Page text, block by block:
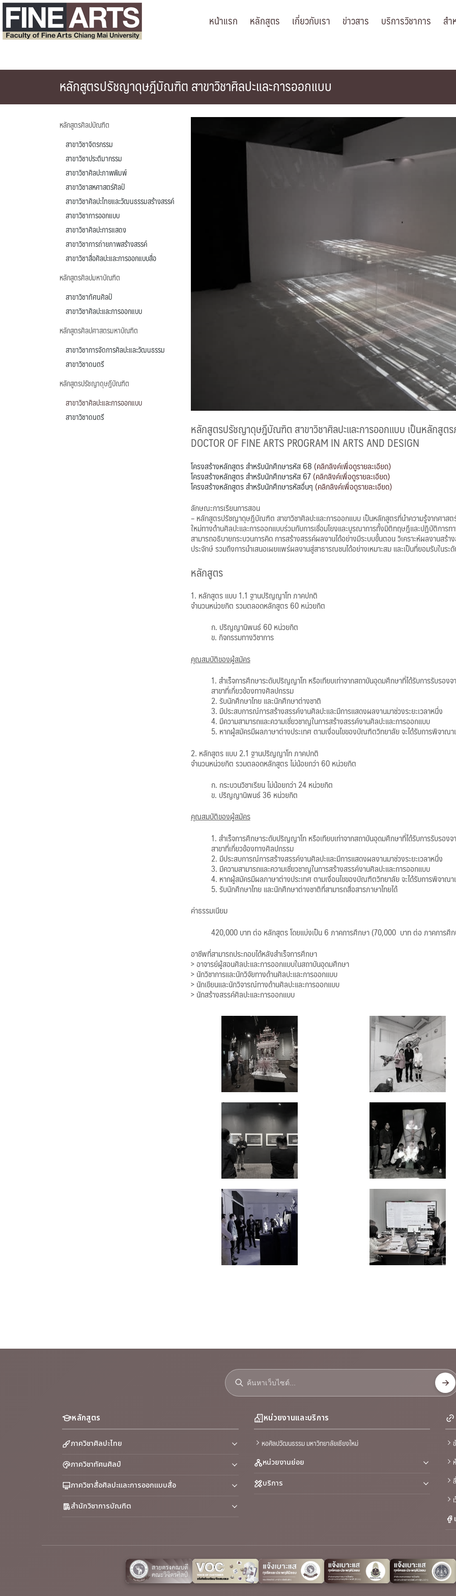
Skip
content
หน้าแรก หลักสูตร เกี่ยวกับเรา ข่าวสาร บริการวิชาการ ส
หลักสูตรปรัชญาดุษฎีบัณฑิต สาขาวิชาศิลปะและการออกแบบ
หลักสูตรปรัชญาดุษฎีบัณฑิต สาขาวิชาศิลปะและการออกแบบ เป็นหลักสูต
DOCTOR OF FINE ARTS PROGRAM IN ARTS AND DESIGN
โครงสร้างหลักสูตร สำหรับนักศึกษารหัส 68(คลิกลิงค์เพื่อดูรายละเอียด)
โครงสร้างหลักสูตร สำหรับนักศึกษารหัส 67(คลิกลิงค์เพื่อดูรายละเอียด)
โครงสร้างหลักสูตร สำหรับนักศึกษารหัสอื่นๆ(คลิกลิงค์เพื่อดูรายละเอียด)
ลักษณะการเรียนการสอน
– หลักสูตรปรัชญาดุษฎีบัณฑิต สาขาวิชาศิลปะและการออกแบบ เป็นหลักสูตรที่นำความรู้จากศาส
ใหม่ทางด้านศิลปะและการออกแบบร่วมกับการเชื่อมโยงและบูรณาการทั้งมิติทฤษฎีและปฏิบัติการ
สามารถอธิบายกระบวนการคิด การสร้างสรรค์ผลงานได้อย่างมีระบบขั้นตอน วิเคราะห์ผลงานสร้
ประจักษ์ รวมถึงการนำเสนอเผยแพร่ผลงานสู่สาธารณชนได้อย่างเหมาะสม และเป็นที่ยอมรับในระ
หลักสูตร
1. หลักสูตร แบบ 1.1 ฐานปริญญาโท ภาคปกติ
จำนวนหน่วยกิต รวมตลอดหลักสูตร 60 หน่วยกิต
ก. ปริญญานิพนธ์ 60 หน่วยกิต
ข. กิจกรรมทางวิชาการ
คุณสมบัติของผู้สมัคร
1. สำเร็จการศึกษาระดับปริญญาโท หรือเทียบเท่าจากสถาบันอุดมศึกษาที่ได้รับการรับรอ
สาขาที่เกี่ยวข้องทางศิลปกรรม
2. รับนักศึกษาไทย และนักศึกษาต่างชาติ
3. มีประสบการณ์การสร้างสรรค์งานศิลปะและมีการแสดงผลงานมาช่วงระยะเวลาหนึ่ง
4. มีความสามารถและความเชี่ยวชาญในการสร้างสรรค์งานศิลปะและการออกแบบ
5. หากผู้สมัครมีผลภาษาต่างประเทศ ตามเงื่อนไขของบัณฑิตวิทยาลัย จะได้รับการพิจาณ
2. หลักสูตร แบบ2.1 ฐานปริญญาโท ภาคปกติ
จำนวนหน่วยกิต รวมตลอดหลักสูตร ไม่น้อยกว่า 60 หน่วยกิต
ก. กระบวนวิชาเรียน ไม่น้อยกว่า 24 หน่วยกิต
ข. ปริญญานิพนธ์ 36 หน่วยกิต
คุณสมบัติของผู้สมัคร
1. สำเร็จการศึกษาระดับปริญญาโท หรือเทียบเท่าจากสถาบันอุดมศึกษาที่ได้รับการรับรอ
สาขาที่เกี่ยวข้องทางศิลปกรรม
2. มีประสบการณ์การสร้างสรรค์งานศิลปะและมีการแสดงผลงานมาช่วงระยะเวลาหนึ่ง
3. มีความสามารถและความเชี่ยวชาญในการสร้างสรรค์งานศิลปะและการออกแบบ
4. หากผู้สมัครมีผลภาษาต่างประเทศ ตามเงื่อนไขของบัณฑิตวิทยาลัย จะได้รับการพิจาณ
5. รับนักศึกษาไทย และนักศึกษาต่างชาติที่สามารถสื่อสารภาษาไทยได้
ค่าธรรมเนียม
420,000 บาท ต่อ หลักสูตร โดยแบ่งเป็น 6 ภาคการศึกษา (70,000 บาท ต่อ ภาคการศึ
อาชีพที่สามารถประกอบได้หลังสำเร็จการศึกษา
> อาจารย์ผู้สอนศิลปะและการออกแบบในสถาบันอุดมศึกษา
> นักวิชาการและนักวิจัยทางด้านศิลปะและการออกแบบ
> นักเขียนและนักวิจารณ์ทางด้านศิลปะและการออกแบบ
> นักสร้างสรรค์ศิลปะและการออกแบบ
หลักสูตรศิลปบัณฑิต
สาขาวิชาจิตรกรรม
สาขาวิชาประติมากรรม
สาขาวิชาศิลปะภาพพิมพ์
สาขาวิชาสหศาสตร์ศิลป์
สาขาวิชาศิลปะไทยและวัฒนธรรมสร้างสรรค์
สาขาวิชาการออกแบบ
สาขาวิชาศิลปะการแสดง
สาขาวิชาการถ่ายภาพสร้างสรรค์
สาขาวิชาสื่อศิลปะและการออกแบบสื่อ
หลักสูตรศิลปมหาบัณฑิต
สาขาวิชาทัศนศิลป์
สาขาวิชาศิลปะและการออกแบบ
หลักสูตรศิลปศาสตรมหาบัณฑิต
สาขาวิชาการจัดการศิลปะและวัฒนธรรม
สาขาวิชาดนตรี
หลักสูตรปรัชญาดุษฎีบัณฑิต
สาขาวิชาศิลปะและการออกแบบ
สาขาวิชาดนตรี
หลักสูตร
ภาควิชาศิลปะไทย
ภาควิชาทัศนศิลป์
ภาควิชาสื่อศิลปะและการออกแบบสื่อ
สำนักวิชาการบัณฑิต
หน่วยงานและบริการ
หอศิลปวัฒนธรรม มหาวิทยาลัยเชียงใหม่
หน่วยงานย่อย
บริการ